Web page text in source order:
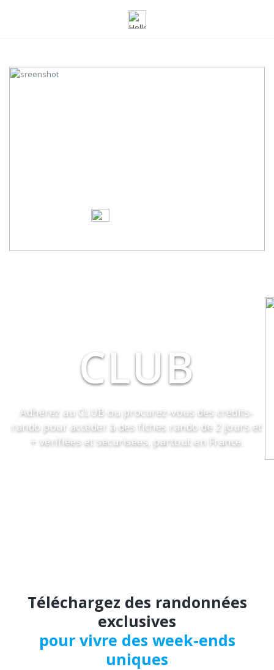
CLUB
Adhérez au CLUB ou procurez-vous des crédits-
rando pour accéder à des fiches rando de 2 jours et
+ vérifiées et sécurisées, partout en France.
Téléchargez des randonnées
exclusives
pour vivre des week-ends
uniques